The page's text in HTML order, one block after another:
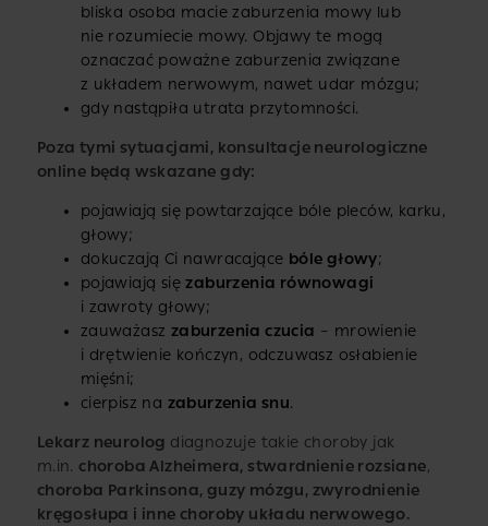
bliska osoba macie zaburzenia mowy lub
nie rozumiecie mowy. Objawy te mogą
oznaczać poważne zaburzenia związane
z układem nerwowym, nawet udar mózgu;
gdy nastąpiła utrata przytomności.
Poza tymi sytuacjami, konsultacje neurologiczne
online będą wskazane gdy:
pojawiają się powtarzające bóle pleców, karku,
głowy;
dokuczają Ci nawracające bóle głowy;
pojawiają sięzaburzenia równowagi
i zawroty głowy;
zauważasz zaburzenia czucia – mrowienie
i drętwienie kończyn, odczuwasz osłabienie
mięśni;
cierpisz na zaburzenia snu.
Lekarz neurolog diagnozuje takie choroby jak
m.in. choroba Alzheimera, stwardnienie rozsiane,
choroba Parkinsona, guzy mózgu, zwyrodnienie
kręgosłupa i inne choroby układu nerwowego.